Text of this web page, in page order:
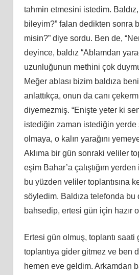
tahmin etmesini istedim.
bileyim?” falan dedikten sonra
misin?” diye sordu. Ben de,
deyince, baldız “Ablamdan
uzunluğunun methini çok
Meğer ablası bizim baldıza
anlattıkça, onun da canı
diyemezmiş. “Enişte yeter ki
istediğin zaman istediğin yerde
olmaya, o kalın yarağını
Aklıma bir gün sonraki veliler
eşim Bahar’a çalıştığım yerden
bu yüzden veliler toplantısına
söyledim. Baldıza telefonda bu
bahsedip, ertesi gün için hazır
Ertesi gün olmuş, toplantı saati
toplantıya gider gitmez ve ben
hemen eve geldim. Arkamdan